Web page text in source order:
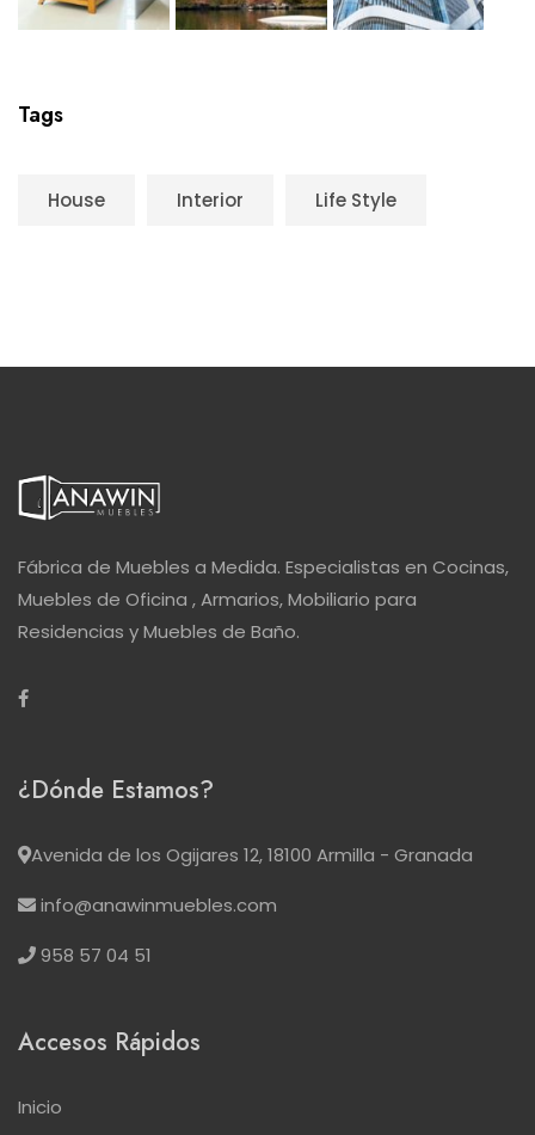
Tags
House Interior Life Style
Fábrica de Muebles a Medida. Especialistas en Cocinas,
Muebles de Oficina , Armarios, Mobiliario para
Residencias y Muebles de Baño.
¿Dónde Estamos?
Avenida de los Ogijares 12, 18100 Armilla - Granada
info@anawinmuebles.com
958 57 04 51
Accesos Rápidos
Inicio